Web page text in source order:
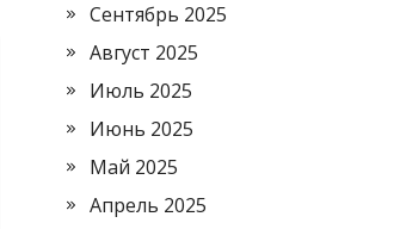
Сентябрь 2025
Август 2025
Июль 2025
Июнь 2025
Май 2025
Апрель 2025